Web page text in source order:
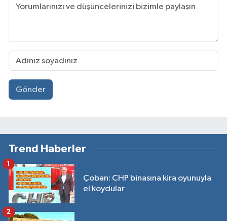
Gönder
Trend Haberler
Çoban: CHP binasına kira oyunuyla
el koydular
1
2